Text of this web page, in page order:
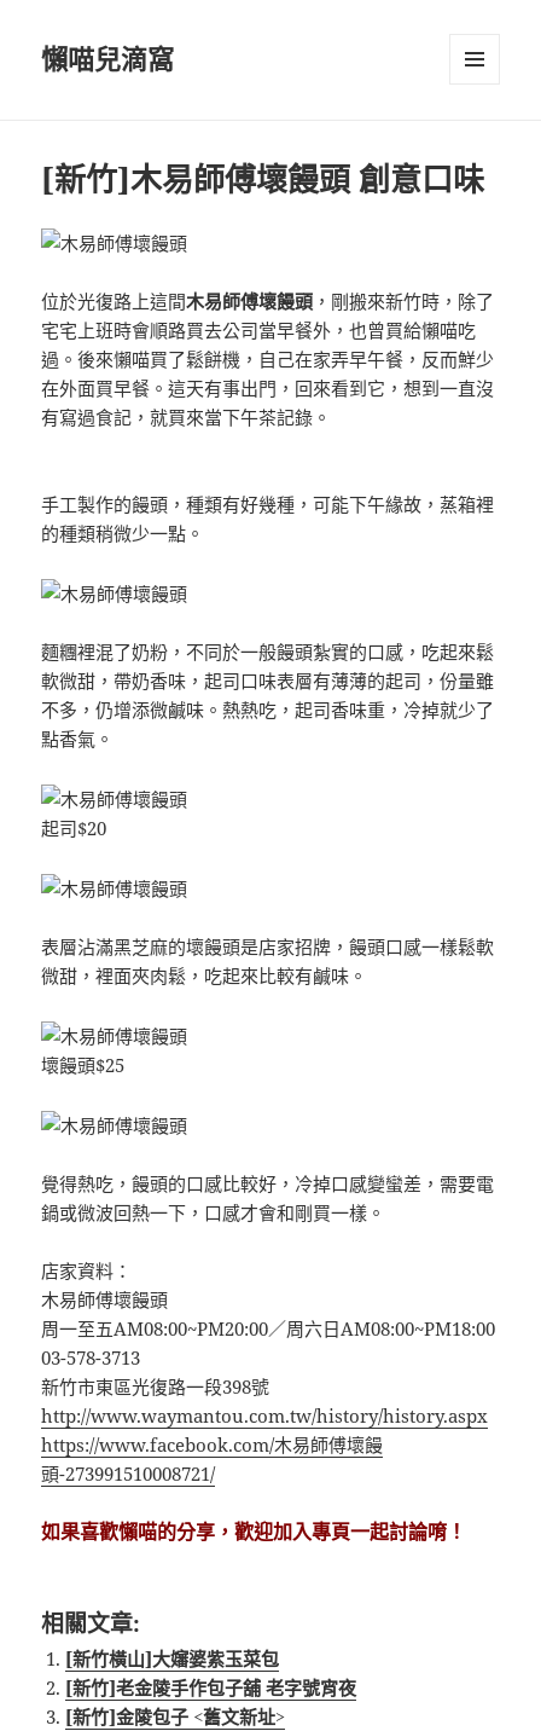
懶喵兒滴窩
[新竹]木易師傅壞饅頭 創意口味
位於光復路上這間木易師傅壞饅頭 ，剛搬來新竹時，除了
宅宅上班時會順路買去公司當早餐外，也曾買給懶喵吃
過。後來懶喵買了鬆餅機，自己在家弄早午餐，反而鮮少
在外面買早餐。這天有事出門，回來看到它，想到一直沒
有寫過食記，就買來當下午茶記錄。
手工製作的饅頭，種類有好幾種，可能下午緣故，蒸箱裡
的種類稍微少一點。
麵糰裡混了奶粉，不同於一般饅頭紮實的口感，吃起來鬆
軟微甜，帶奶香味，起司口味表層有薄薄的起司，份量雖
不多，仍增添微鹹味。熱熱吃，起司香味重，冷掉就少了
點香氣。
起司$20
表層沾滿黑芝麻的壞饅頭是店家招牌，饅頭口感一樣鬆軟
微甜，裡面夾肉鬆，吃起來比較有鹹味。
壞饅頭$25
覺得熱吃，饅頭的口感比較好，冷掉口感變蠻差，需要電
鍋或微波回熱一下，口感才會和剛買一樣。
店家資料：
木易師傅壞饅頭
周一至五AM08:00~PM20:00／周六日AM08:00~PM18:00
03-578-3713
新竹市東區光復路一段398號
http://www.waymantou.com.tw/history/history.aspx
https://www.facebook.com/木易師傅壞饅
頭-273991510008721/
如果喜歡懶喵的分享，歡迎加入專頁一起討論唷！
相關文章:
[新竹橫山]大嬸婆紫玉菜包
[新竹]老金陵手作包子舖 老字號宵夜
[新竹]金陵包子 <舊文新址>